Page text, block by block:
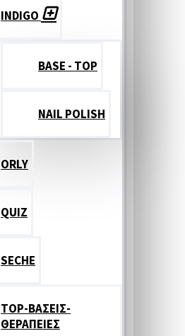
INDIGO
BASE - TOP
NAIL POLISH
ORLY
QUIZ
SECHE
TOP-ΒΑΣΕΙΣ-
ΘΕΡΑΠΕΙΕΣ